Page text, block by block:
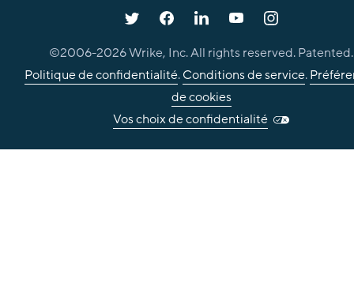
©2006-2026Wrike, Inc. All rights reserved. Patented.
Politique de confidentialité.Conditions de service.
de cookies
Vos choix de confidentialité